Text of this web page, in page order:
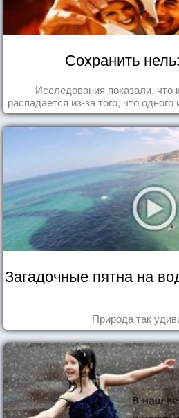
Сохранить
Исследования показали,
распадается из-за того, что
та роль, которая
Загадочные пятна на
Природа так